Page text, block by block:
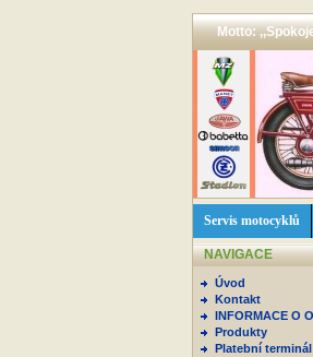
Motto:
Servis motocyklů
NAVIGACE
Úvod
Kontakt
INFORMACE O
Produkty
Platební terminál